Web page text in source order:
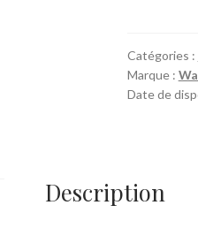
Catégories :
Marque :
Date de
Description